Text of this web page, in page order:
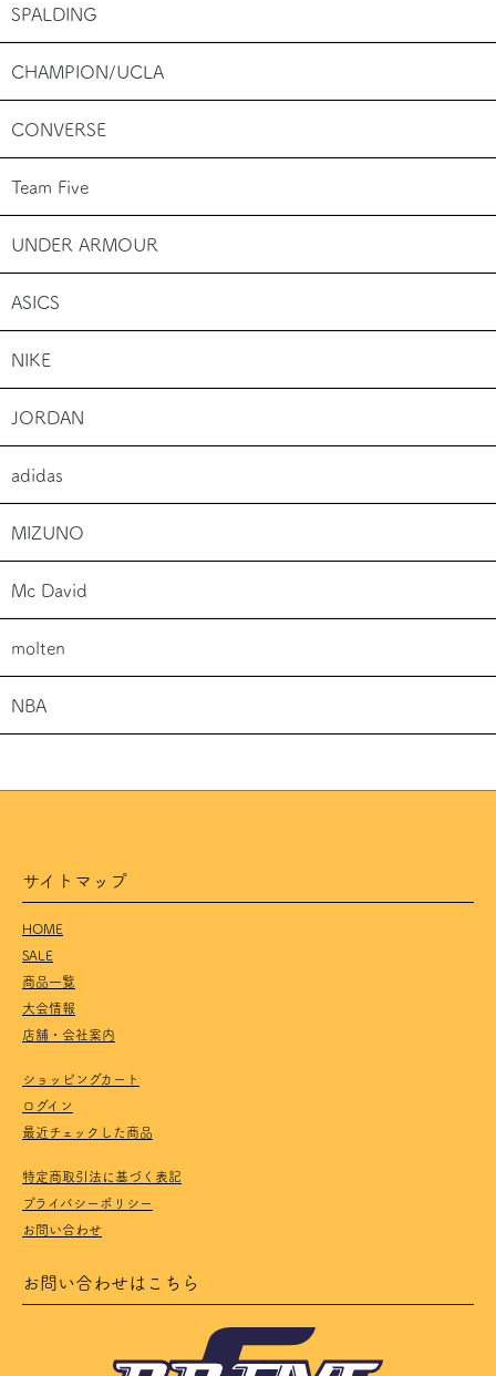
SPALDING
CHAMPION/UCLA
CONVERSE
Team Five
UNDER ARMOUR
ASICS
NIKE
JORDAN
adidas
MIZUNO
Mc David
molten
NBA
サイトマップ
HOME
SALE
商品一覧
大会情報
店舗・会社案内
ショッピングカート
ログイン
最近チェックした商品
特定商取引法に基づく表記
プライバシーポリシー
お問い合わせ
お問い合わせはこちら